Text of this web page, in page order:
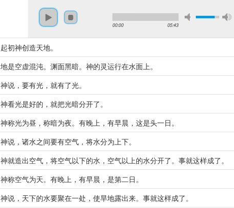
00:00 05:43
起初神创造天地。
地是空虚混沌。渊面黑暗。神的灵运行在水面上。
神说，要有光，就有了光。
神看光是好的，就把光暗分开了。
神称光为昼，称暗为夜。有晚上，有早晨，这是头一日。
神说，诸水之间要有空气，将水分为上下。
神就造出空气，将空气以下的水，空气以上的水分开了。事就这样成了。
神称空气为天。有晚上，有早晨，是第二日。
神说，天下的水要聚在一处，使旱地露出来。事就这样成了。